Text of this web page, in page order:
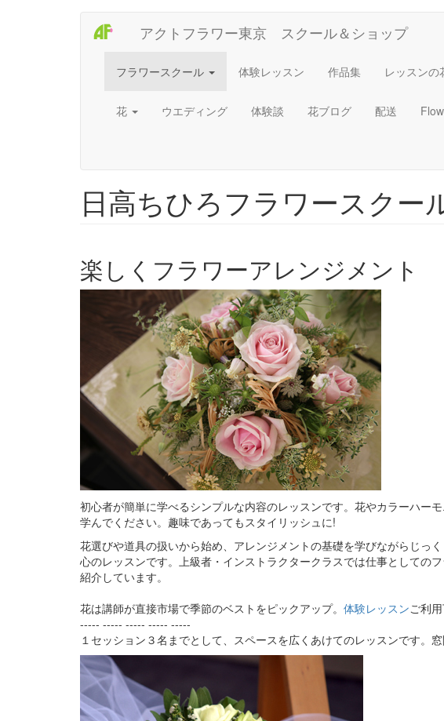
アクトフラワー東京 スクール＆ショップ
Main
navigation
フラワースクール 体験レッスン 作品集 レッスンの
花 ウエディング 体験談 花ブログ 配送
User
account
menu
日高ちひろフラワースクー
楽しくフラワーアレンジメント
初心者が簡単に学べるシンプルな内容のレッスンです。花やカラーハー
学んでください。趣味であってもスタイリッシュに!
花選びや道具の扱いから始め、アレンジメントの基礎を学びながらじっ
心のレッスンです。上級者・インストラクタークラスでは仕事としての
紹介しています。
花は講師が直接市場で季節のベストをピックアップ。 体験レッスンご利用
----- ----- ----- ----- -----
１セッション３名までとして、スペースを広くあけてのレッスンです。